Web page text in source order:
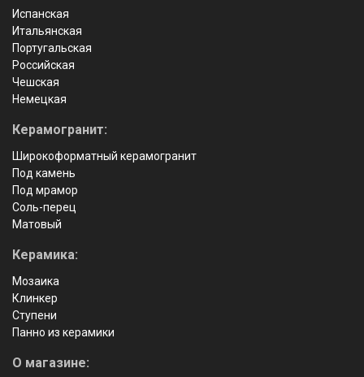
Испанская
Итальянская
Португальская
Российская
Чешская
Немецкая
Керамогранит:
Широкоформатный керамогранит
Под камень
Под мрамор
Соль-перец
Матовый
Керамика:
Мозаика
Клинкер
Ступени
Панно из керамики
О магазине: